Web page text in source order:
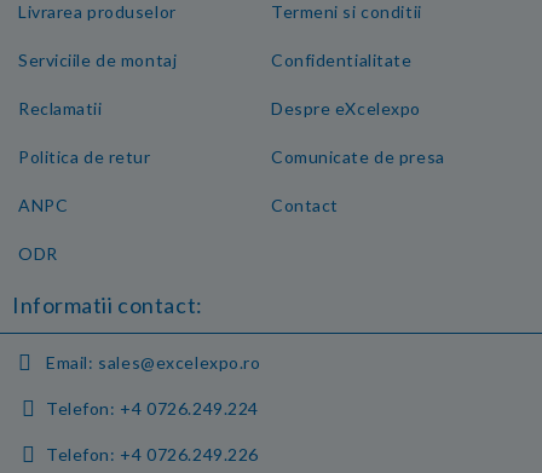
Livrarea produselor
Serviciile de montaj
Termeni si conditii
Confidentialitate
Reclamatii
Politica de retur
ANPC
ODR
Despre eXcelexpo
Comunicate de presa
Contact
Informatii contact:
Email: sales@excelexpo.ro
Telefon: +4 0726.249.224
Telefon: +4 0726.249.226